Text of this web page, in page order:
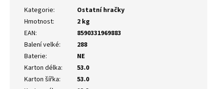
Kategorie:
Ostatní hračky
Hmotnost:
2 kg
EAN:
8590331969883
Balení velké:
288
Baterie:
NE
Karton délka:
53.0
Karton šířka:
53.0